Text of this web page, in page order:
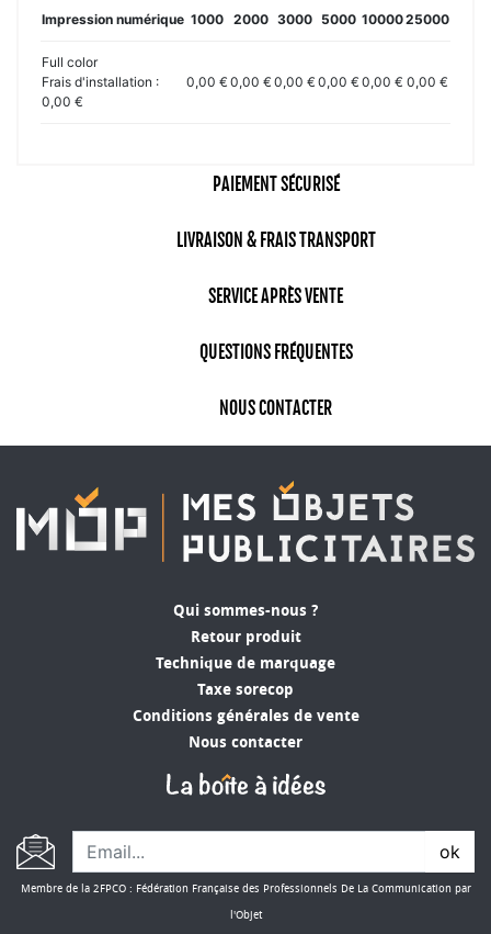
Impression numérique 1000 2000 3000 5000 1000025000
Full color
Frais d'installation :
0,00 €
0,00 € 0,00 € 0,00 € 0,00 € 0,00 € 0,00 €
PAIEMENT SÉCURISÉ
LIVRAISON & FRAIS TRANSPORT
SERVICE APRÈS VENTE
QUESTIONS FRÉQUENTES
NOUS CONTACTER
Qui sommes-nous ?
Retour produit
Technique de marquage
Taxe sorecop
Conditions générales de vente
Nous contacter
ok
Membre de la 2FPCO : Fédération Française des Professionnels De La Communication par
l'Objet